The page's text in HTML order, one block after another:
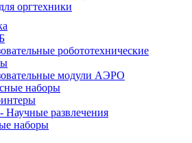
оргтехники
робототехнические
модули АЭРО
наборы
развлечения
наборы